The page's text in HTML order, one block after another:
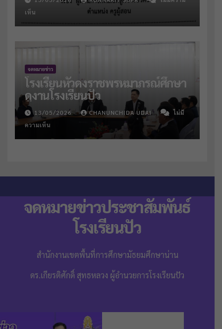
เห็น
จดหมายข่าว
โรงเรียนหัวดงราชพรหมาภรณ์ศึกษา
ดูงานโรงเรียนปัว
13/05/2026 CHANUNCHIDA UDAI
ไม่มี
ความเห็น
จดหมายข่าวประชาสัมพันธ์
โรงเรียนปัว
สำนักงานเขตพื้นที่การศึกษามัธยมศึกษาน่าน
ดร.เกียรติศักดิ์ สุทธหลวง ผู้อำนวยการโรงเรียนปัว